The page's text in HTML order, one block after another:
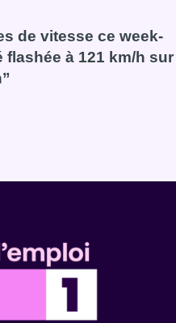
Hanssens recense des
de vitesse ce week-
flashée à 121 km/h sur
de vitesse ce week-